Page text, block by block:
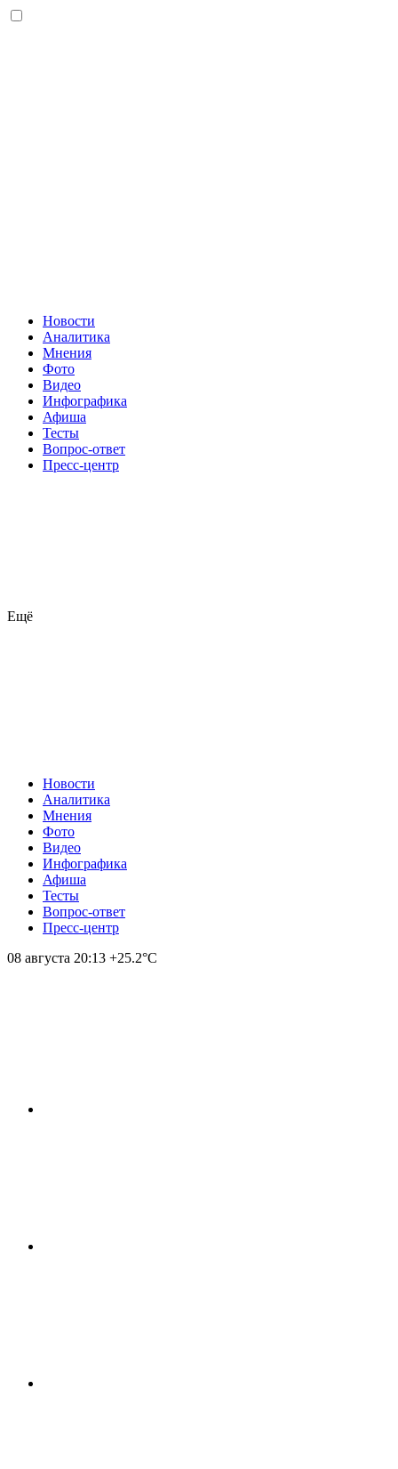
Новости
Аналитика
Мнения
Фото
Видео
Инфографика
Афиша
Тесты
Вопрос-ответ
Пресс-центр
Ещё
Новости
Аналитика
Мнения
Фото
Видео
Инфографика
Афиша
Тесты
Вопрос-ответ
Пресс-центр
08 августа 20:13 +25.2°С